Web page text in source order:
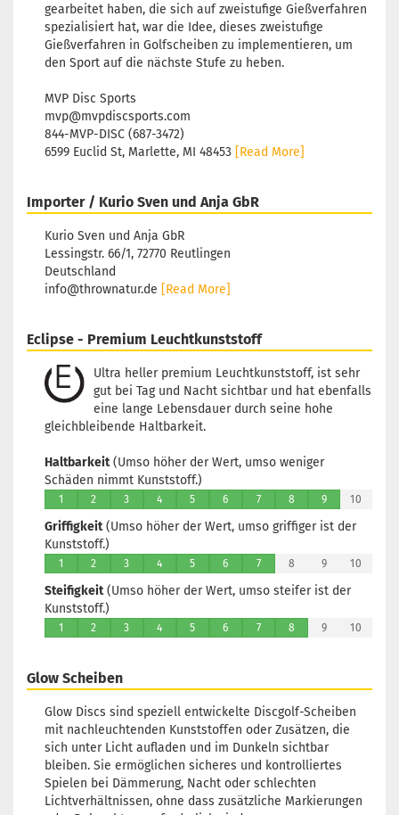
gearbeitet haben, die sich auf zweistufige Gießverfahren
spezialisiert hat, war die Idee, dieses zweistufige
Gießverfahren in Golfscheiben zu implementieren, um
den Sport auf die nächste Stufe zu heben.
MVP Disc Sports
mvp@mvpdiscsports.com
844-MVP-DISC (687-3472)
6599 Euclid St, Marlette, MI 48453 [Read More]
Importer / Kurio Sven und Anja GbR
Kurio Sven und Anja GbR
Lessingstr. 66/1, 72770 Reutlingen
Deutschland
info@thrownatur.de [Read More]
Eclipse - Premium Leuchtkunststoff
Ultra heller premium Leuchtkunststoff, ist sehr
gut bei Tag und Nacht sichtbar und hat ebenfalls
eine lange Lebensdauer durch seine hohe
gleichbleibende Haltbarkeit.
Haltbarkeit(Umso höher der Wert, umso weniger
Schäden nimmt Kunststoff.)
1 2 3 4 5 6 7 8 9 10
Griffigkeit(Umso höher der Wert, umso griffiger ist der
Kunststoff.)
1 2 3 4 5 6 7 8 9 10
Steifigkeit(Umso höher der Wert, umso steifer ist der
Kunststoff.)
1 2 3 4 5 6 7 8 9 10
Glow Scheiben
Glow Discs sind speziell entwickelte Discgolf-Scheiben
mit nachleuchtenden Kunststoffen oder Zusätzen, die
sich unter Licht aufladen und im Dunkeln sichtbar
bleiben. Sie ermöglichen sicheres und kontrolliertes
Spielen bei Dämmerung, Nacht oder schlechten
Lichtverhältnissen, ohne dass zusätzliche Markierungen